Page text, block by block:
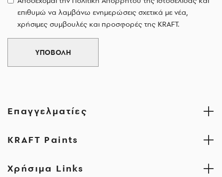
επιθυμώ να λαμβάνω ενημερώσεις σχετικά με νέα,
χρήσιμες συμβουλές και προσφορές της KRAFT.
ΥΠΟΒΟΛΗ
Επαγγελματίες
KRAFT Paints
Χρήσιμα Links